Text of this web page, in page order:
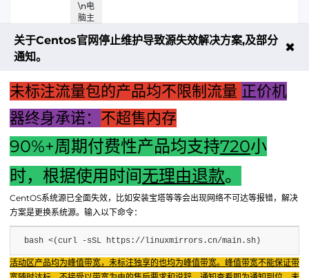
\n电
脑主
租用
的硬
件配
置和
业务
需求
考量
上一篇：台式电脑主机按钮失灵怎么办？全面解析解决方案
下一篇：联想电脑主机键盘鼠标无响应问题解析与解决方案
Fenxun Tech 飞讯科技旗下云平台，相关服务主体：
重庆飞讯科技有限公司|中国电信股份有限公司荣昌分公司 提供网络服务 |
关于Centos官网停止维护导致源失效解决方案,及部分
通知。
✖
未标注流量包的产品均不限制流量 正价机
器终身承诺： 不超售内存
90%+周期付费性产品均支持720小
时，根据使用时间无理由退款。
CentOS系统源已全面失效，比如安装宝塔等等会出现网络不可达等报错，解决
方案是更换系统源。输入以下命令：
bash <(curl -sSL https://linuxmirrors.cn/main.sh)
活动区产品均为峰值带宽，未标注独享的也均为峰值带宽。峰值带宽不能保证带